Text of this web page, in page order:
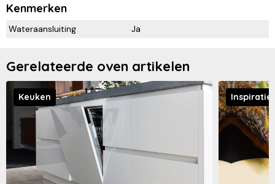
Kenmerken
Wateraansluiting Ja
Gerelateerde oven artikelen
Keuken Inspiratie